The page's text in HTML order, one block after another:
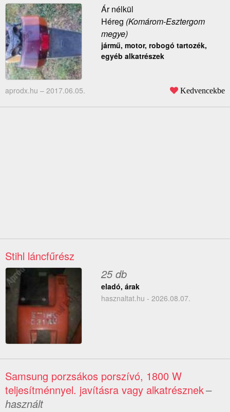
Ár nélkül
Héreg (Komárom-Esztergom
megye)
jármű, motor, robogó tartozék,
egyéb alkatrészek
aprodx.hu – 2017.06.05. Kedvencekbe
Stihl láncfűrész
25 db
eladó, árak
hasznaltat.hu - 2026.08.07.
Samsung porzsákos porszívó, 1800 W
teljesítménnyel. javításra vagy alkatrésznek–
használt